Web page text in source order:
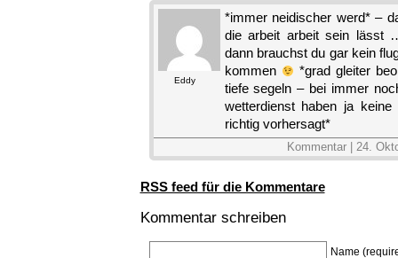
Eddy
*immer neidischer werd* –
die arbeit arbeit sein lässt
dann brauchst du gar kein
kommen
*grad gleiter
tiefe segeln – bei immer
wetterdienst haben ja
richtig vorhersagt*
Kommentar | 24.
RSS feed für die Kommentare
Kommentar schreiben
Name